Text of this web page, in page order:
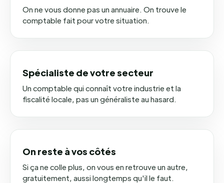
On ne vous donne pas un annuaire. On trouve le
comptable fait pour votre situation.
Spécialiste de votre secteur
Un comptable qui connaît votre industrie et la
fiscalité locale, pas un généraliste au hasard.
On reste à vos côtés
Si ça ne colle plus, on vous en retrouve un autre,
gratuitement, aussi longtemps qu'il le faut.